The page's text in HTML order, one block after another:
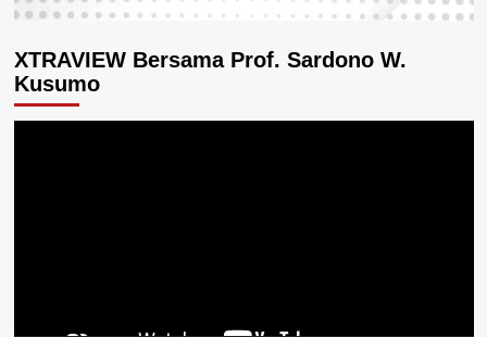
XTRAVIEW Bersama Prof. Sardono W.
Kusumo